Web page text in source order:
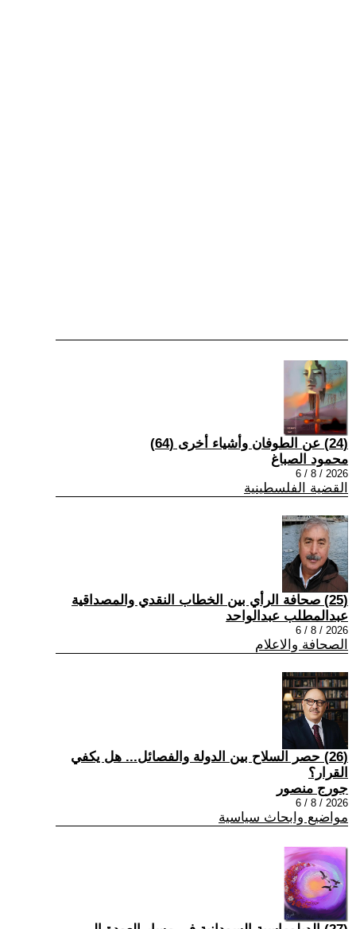
(24) عن الطوفان وأشياء أخرى (64)
محمود الصباغ
2026 / 8 / 6
القضية الفلسطينية
(25) صحافة الرأي بين الخطاب النقدي والمصداقية
عبدالمطلب عبدالواحد
2026 / 8 / 6
الصحافة والاعلام
(26) حصر السلاح بين الدولة والفصائل... هل يكفي
القرار؟
جورج منصور
2026 / 8 / 6
مواضيع وابحاث سياسية